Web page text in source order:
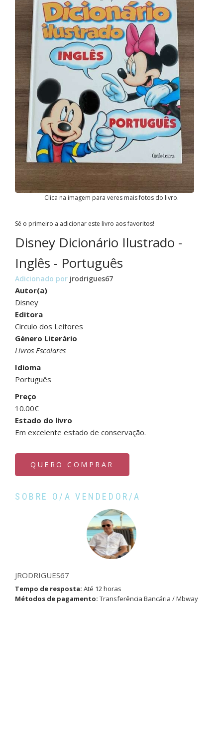
Clica na imagem para veres mais fotos do livro.
Sê o primeiro a adicionar este livro aos favoritos!
Disney Dicionário Ilustrado -
Inglês - Português
Adicionado por jrodrigues67
Autor(a)
Disney
Editora
Circulo dos Leitores
Género Literário
Livros Escolares
Idioma
Português
Preço
10.00€
Estado do livro
Em excelente estado de conservação.
QUERO COMPRAR
SOBRE O/A VENDEDOR/A
JRODRIGUES67
Tempo de resposta: Até 12 horas
Métodos de pagamento: Transferência Bancária / Mbway